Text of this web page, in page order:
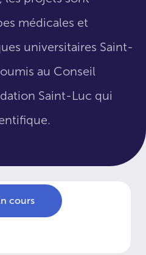
médicales et
universitaires Saint-
au Conseil
Saint-Luc qui
cours